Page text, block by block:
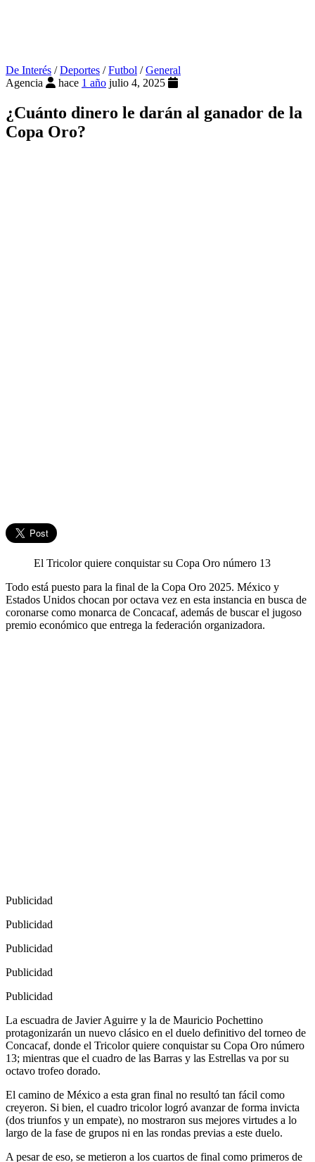
De Interés /Deportes /Futbol /General
Agencia
hace 1 año julio 4, 2025
¿Cuánto dinero le darán al ganador de la
Copa Oro?
El Tricolor quiere conquistar su Copa Oro número 13
Todo está puesto para la final de la Copa Oro 2025. México y
Estados Unidos chocan por octava vez en esta instancia en busca de
coronarse como monarca de Concacaf, además de buscar el jugoso
premio económico que entrega la federación organizadora.
Publicidad
Publicidad
Publicidad
Publicidad
Publicidad
La escuadra de Javier Aguirre y la de Mauricio Pochettino
protagonizarán un nuevo clásico en el duelo definitivo del torneo de
Concacaf, donde el Tricolor quiere conquistar su Copa Oro número
13; mientras que el cuadro de las Barras y las Estrellas va por su
octavo trofeo dorado.
El camino de México a esta gran final no resultó tan fácil como
creyeron. Si bien, el cuadro tricolor logró avanzar de forma invicta
(dos triunfos y un empate), no mostraron sus mejores virtudes a lo
largo de la fase de grupos ni en las rondas previas a este duelo.
A pesar de eso, se metieron a los cuartos de final como primeros de